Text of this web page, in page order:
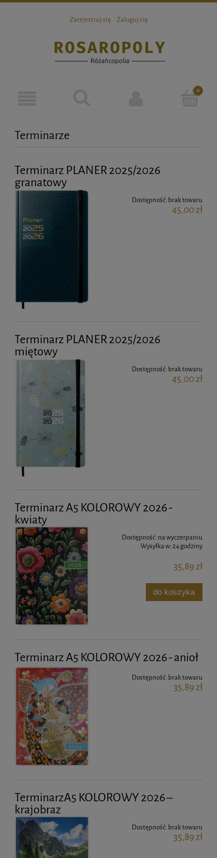
Zarejestruj się Zaloguj się
Terminarze
Terminarz PLANER 2025/2026
granatowy
Dostępność: brak towaru
45,00 zł
Terminarz PLANER 2025/2026
miętowy
Dostępność: brak towaru
45,00 zł
Terminarz A5 KOLOROWY 2026 -
kwiaty
Dostępność: na wyczerpaniu
Wysyłka w:24 godziny
35,89 zł
do koszyka
Terminarz A5 KOLOROWY 2026 - anioł
Dostępność: brak towaru
35,89 zł
TerminarzA5 KOLOROWY 2026 –
krajobraz
Dostępność: brak towaru
35,89 zł